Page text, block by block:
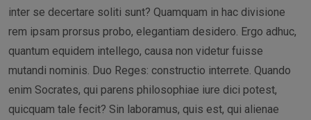
inter se decertare soliti sunt? Quamquam in hac divisione
rem ipsam prorsus probo, elegantiam desidero. Ergo adhuc,
quantum equidem intellego, causa non videtur fuisse
mutandi nominis. Duo Reges: constructio interrete. Quando
enim Socrates, qui parens philosophiae iure dici potest,
quicquam tale fecit? Sin laboramus, quis est, qui alienae